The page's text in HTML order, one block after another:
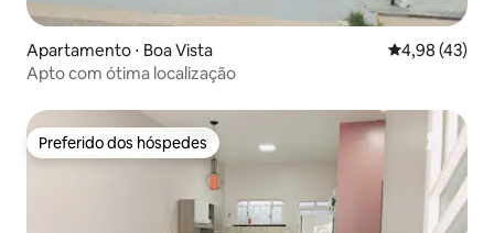
Apartamento ⋅ Boa Vista 4,98 de uma
4,98 (43)
Apto com ótima localização
Preferido dos hóspedes
Preferido dos hóspedes